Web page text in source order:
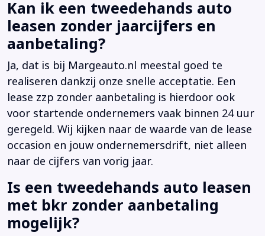
Kan ik een tweedehands auto
leasen zonder jaarcijfers en
aanbetaling?
Ja, dat is bij Margeauto.nl meestal goed te
realiseren dankzij onze snelle acceptatie. Een
lease zzp zonder aanbetaling is hierdoor ook
voor startende ondernemers vaak binnen 24 uur
geregeld. Wij kijken naar de waarde van de lease
occasion en jouw ondernemersdrift, niet alleen
naar de cijfers van vorig jaar.
Is een tweedehands auto leasen
met bkr zonder aanbetaling
mogelijk?